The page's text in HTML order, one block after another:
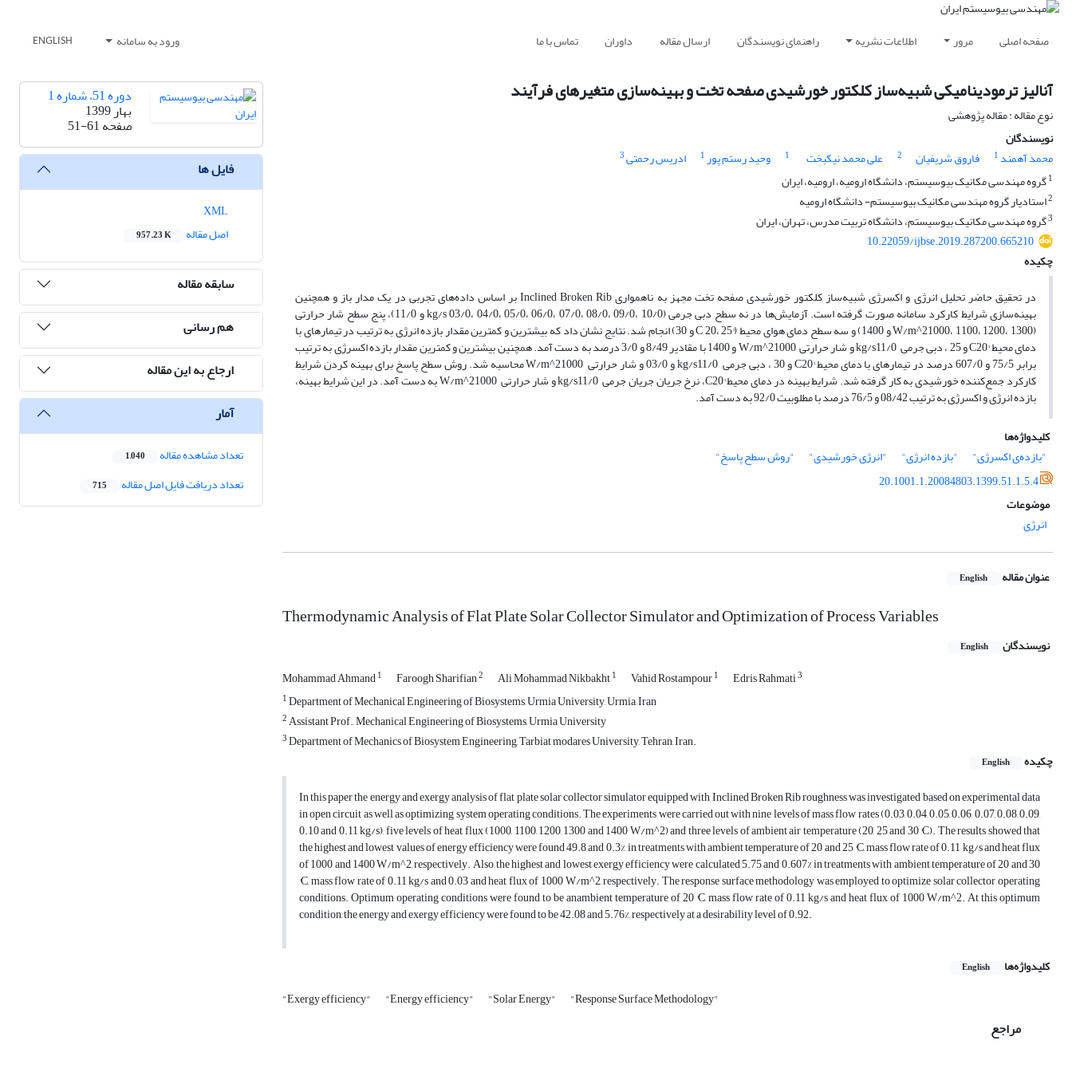
صفحه اصلی مرور اطلاعات نشریه راهنمای نویسندگان ارسال مقاله داوران تماس با ما ورود به سامانه ENGLISH
آنالیز ترمودینامیکی شبیه‌ساز کلکتور خورشیدی صفحه تخت و بهینه‌سازی متغیرهای فرآیند
نوع مقاله : مقاله پژوهشی
نویسندگان
محمد آهمند 1 فاروق شریفیان 2 علی محمد نیکبخت 1 وحید رستم پور1 ادریس رحمتی3
1گروه مهندسی مکانیک بیوسیستم، دانشگاه ارومیه، ارومیه، ایران
2استادیار گروه مهندسی مکانیک بیوسیستم- دانشگاه ارومیه
3گروه مهندسی مکانیک بیوسیستم، دانشگاه تربیت مدرس، تهران، ایران
10.22059/ijbse.2019.287200.665210
چکیده
در تحقیق حاضر تحلیل انرژی و اکسرژی شبیه‌ساز کلکتور خورشیدی صفحه تخت مجهز به ناهمواری Inclined Broken Rib بر اساس داده‌های تجربی در یک مدار باز و همچنین
بهینه‌سازی شرایط کارکرد سامانه صورت گرفته است. آزمایش‌ها در نه سطح دبی جرمی (kg/s 03/0، 04/0، 05/0، 06/0، 07/0، 08/0، 09/0، 10/0 و 11/0)، پنج سطح شار حرارتی
(W/m^21000، 1100، 1200، 1300 و 1400) و سه سطح دمای هوای محیط (°C 20، 25 و 30) انجام شد. نتایج نشان داد که بیشترین و کمترین مقدار بازده انرژی به ترتیب در تیمارهای با
دمای محیط °C20 و 25 ، دبی جرمی kg/s11/0 و شار حرارتی W/m^21000 و 1400 با مقادیر 8/49 و 3/0 درصد به دست آمد. همچنین بیشترین و کمترین مقدار بازده اکسرژی به ترتیب
برابر 75/5 و 607/0 درصد در تیمارهای با دمای محیط °C20 و 30 ، دبی جرمی kg/s11/0 و 03/0 و شار حرارتی W/m^21000 محاسبه شد. روش سطح پاسخ برای بهینه کردن شرایط
کارکرد جمع‌کننده خورشیدی به کار گرفته شد. شرایط بهینه در دمای محیط °C20، نرخ جریان جریان جرمی kg/s11/0 و شار حرارتی W/m^21000 به دست آمد. در این شرایط بهینه،
بازده انرژی و اکسرژی به ترتیب 08/42 و 76/5 درصد با مطلوبیت 92/0 به دست آمد.
کلیدواژه‌ها
"بازده‌ی اکسرژی"
"بازده انرژی" "انرژی خورشیدی"
"روش سطح پاسخ"
20.1001.1.20084803.1399.51.1.5.4
موضوعات
انرژی
عنوان مقاله English
Thermodynamic Analysis of Flat Plate Solar Collector Simulator and Optimization of Process Variables
نویسندگان English
Mohammad Ahmand1 Faroogh Sharifian2 Ali Mohammad Nikbakht1 Vahid Rostampour1 Edris Rahmati3
1Department of Mechanical Engineering of Biosystems, Urmia University, Urmia, Iran
2Assistant Prof., Mechanical Engineering of Biosystems, Urmia University
3Department of Mechanics of Biosystem Engineering, Tarbiat modares University, Tehran, Iran.
چکیده
English
In this paper the energy and exergy analysis of flat plate solar collector simulator equipped with Inclined Broken Rib roughness was investigated based on experimental data
in open circuit as well as optimizing system operating conditions. The experiments were carried out with nine levels of mass flow rates (0.03, 0.04, 0.05, 0.06, 0.07, 0.08, 0.09,
0.10 and 0.11 kg/s), five levels of heat flux (1000, 1100, 1200, 1300 and 1400 W/m^2) and three levels of ambient air temperature (20, 25 and 30 °C). The results showed that
the highest and lowest values of energy efficiency were found 49.8 and 0.3%, in treatments with ambient temperature of 20 and 25 °C, mass flow rate of 0.11 kg/s and heat flux
of 1000 and 1400 W/m^2, respectively. Also, the highest and lowest exergy efficiency were calculated 5.75 and 0.607% in treatments with ambient temperature of 20 and 30
°C, mass flow rate of 0.11 kg/s and 0.03 and heat flux of 1000 W/m^2, respectively. The response surface methodology was employed to optimize solar collector operating
conditions. Optimum operating conditions were found to be anambient temperature of 20 °C, mass flow rate of 0.11 kg/s and heat flux of 1000 W/m^2. At this optimum
condition, the energy and exergy efficiency were found to be 42.08 and 5.76%, respectively at a desirability level of 0.92.
کلیدواژه‌ها English
"Exergy efficiency" "Energy efficiency" "Solar Energy" "Response Surface Methodology"
مراجع
دوره 51، شماره 1
بهار 1399
صفحه51-61
فایل ها
اصل مقاله
957.23 K
سابقه مقاله
هم رسانی
ارجاع به این مقاله
آمار
تعداد مشاهده مقاله 1,040
تعداد دریافت فایل اصل مقاله 715